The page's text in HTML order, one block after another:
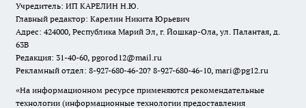
Учредитель: ИП КАРЕЛИН Н.Ю.
Главный редактор: Карелин Никита Юрьевич
Адрес: 424000, Республика Марий Эл, г. Йошкар-Ола, ул. Палантая, д.
63В
Редакция: 31-40-60, pgorod12@mail.ru
Рекламный отдел: 8-927-680-46-20? 8-927-680-46-10, mari@pg12.ru
«На информационном ресурсе применяются рекомендательные
технологии (информационные технологии предоставления